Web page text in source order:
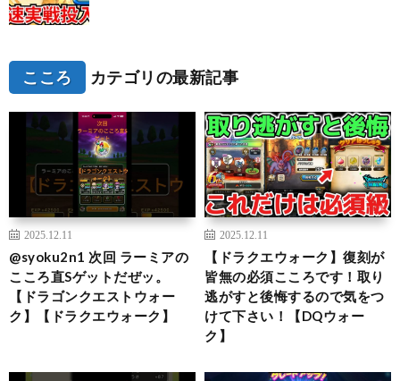
こころ カテゴリの最新記事
2025.12.11
@syoku2n1 次回 ラーミアの
こころ直Sゲットだぜッ。
【ドラゴンクエストウォー
ク】【ドラクエウォーク】
2025.12.11
【ドラクエウォーク】復刻が
皆無の必須こころです！取り
逃がすと後悔するので気をつ
けて下さい！【DQウォー
ク】